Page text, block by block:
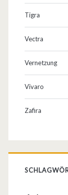
Tigra
Vectra
Vernetzung
Vivaro
Zafira